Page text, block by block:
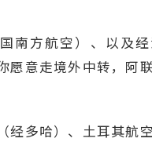
南方航空）、以及
愿意走境外中转，阿
经多哈）、土耳其航